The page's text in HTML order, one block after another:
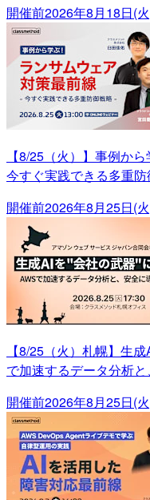
開催前2026年8月18日(
【8/25（火）】事例か
今すぐ実践できる多重
開催前2026年8月25日(
【8/25（火）札幌】生
で加速するデータ分析
開催前2026年8月25日(